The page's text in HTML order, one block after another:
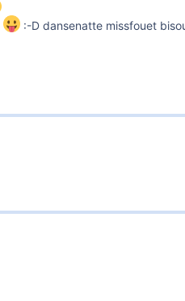
:-D dansenatte missfouet